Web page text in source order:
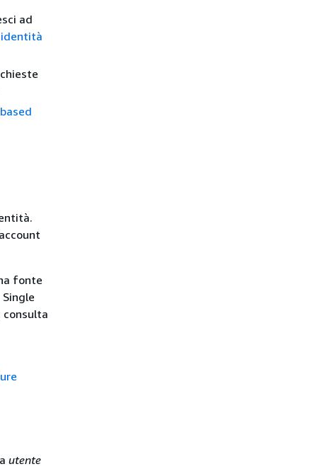
ad
identità
fonte
consulta
utente